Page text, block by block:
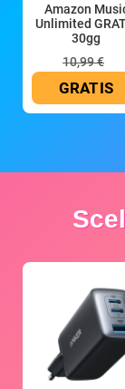
Amazon
Unlimited
30gg
10,99 €
GRATIS